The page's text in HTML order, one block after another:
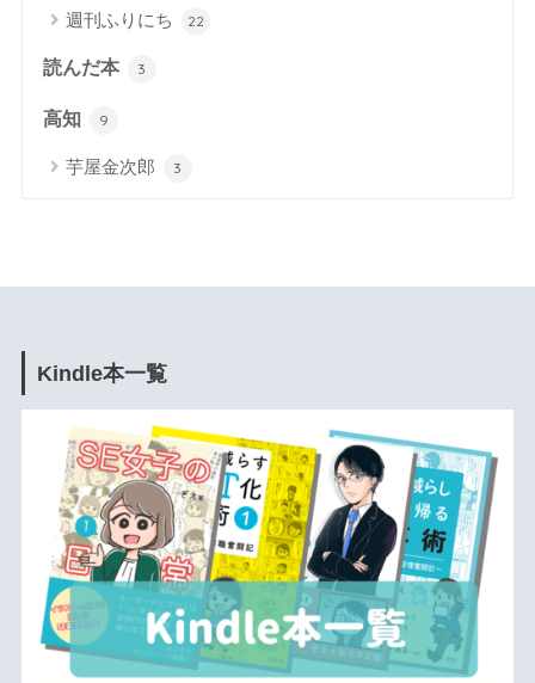
週刊ふりにち 22
読んだ本 3
高知 9
芋屋金次郎 3
Kindle本一覧